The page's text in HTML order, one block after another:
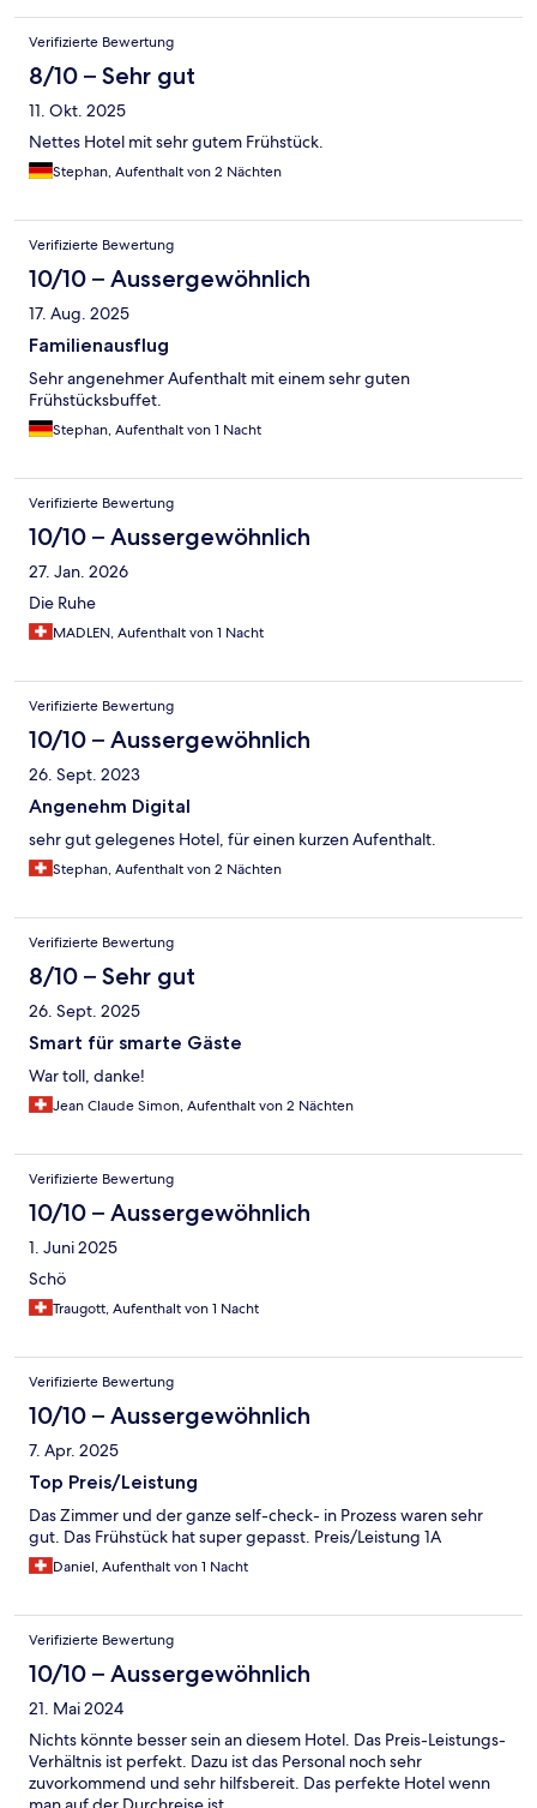
Verifizierte Bewertung
8/10 – Sehr gut
11. Okt. 2025
Nettes Hotel mit sehr gutem Frühstück.
Stephan, Aufenthalt von 2 Nächten
Verifizierte Bewertung
10/10 – Aussergewöhnlich
17. Aug. 2025
Familienausflug
Sehr angenehmer Aufenthalt mit einem sehr guten
Frühstücksbuffet.
Stephan, Aufenthalt von 1 Nacht
Verifizierte Bewertung
10/10 – Aussergewöhnlich
27. Jan. 2026
Die Ruhe
MADLEN, Aufenthalt von 1 Nacht
Verifizierte Bewertung
10/10 – Aussergewöhnlich
26. Sept. 2023
Angenehm Digital
sehr gut gelegenes Hotel, für einen kurzen Aufenthalt.
Stephan, Aufenthalt von 2 Nächten
Verifizierte Bewertung
8/10 – Sehr gut
26. Sept. 2025
Smart für smarte Gäste
War toll, danke!
Jean Claude Simon, Aufenthalt von 2 Nächten
Verifizierte Bewertung
10/10 – Aussergewöhnlich
1. Juni 2025
Schö
Traugott, Aufenthalt von 1 Nacht
Verifizierte Bewertung
10/10 – Aussergewöhnlich
7. Apr. 2025
Top Preis/Leistung
Das Zimmer und der ganze self-check- in Prozess waren sehr
gut. Das Frühstück hat super gepasst. Preis/Leistung 1A
Daniel, Aufenthalt von 1 Nacht
Verifizierte Bewertung
10/10 – Aussergewöhnlich
21. Mai 2024
Nichts könnte besser sein an diesem Hotel. Das Preis-Leistungs-
Verhältnis ist perfekt. Dazu ist das Personal noch sehr
zuvorkommend und sehr hilfsbereit. Das perfekte Hotel wenn